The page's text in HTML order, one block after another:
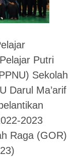
Putri
Sekolah
Darul Ma’arif
2023
Raga (GOR)